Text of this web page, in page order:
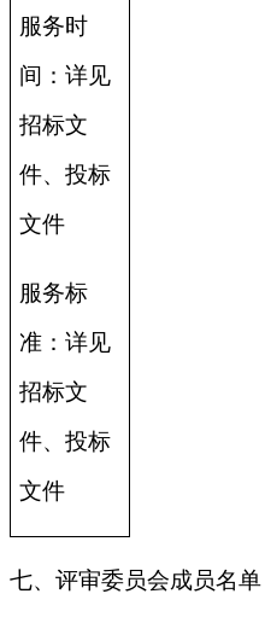
服务时
间：详见
招标文
件、投标
文件
服务标
准：详见
招标文
件、投标
文件
七、评审委员会成员名单